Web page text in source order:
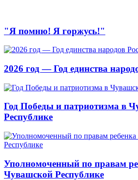
"Я помню! Я горжусь!"
2026 год — Год единства
Год Победы и патриотизма в
Республике
Уполномоченный по правам
Чувашской Республике